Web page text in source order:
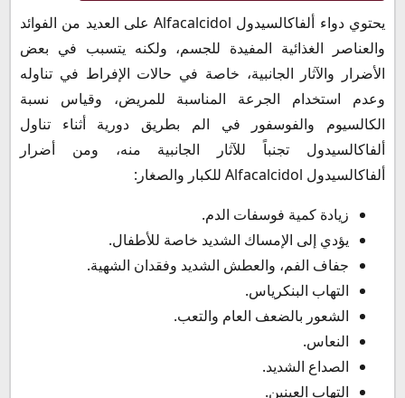
يحتوي دواء ألفاكالسيدول Alfacalcidol على العديد من الفوائد
والعناصر الغذائية المفيدة للجسم، ولكنه يتسبب في بعض
الأضرار والآثار الجانبية، خاصة في حالات الإفراط في تناوله
وعدم استخدام الجرعة المناسبة للمريض، وقياس نسبة
الكالسيوم والفوسفور في الم بطريق دورية أثناء تناول
ألفاكالسيدول تجنباً للآثار الجانبية منه، ومن أضرار
ألفاكالسيدول Alfacalcidol للكبار والصغار:
زيادة كمية فوسفات الدم.
يؤدي إلى الإمساك الشديد خاصة للأطفال.
جفاف الفم، والعطش الشديد وفقدان الشهية.
التهاب البنكرياس.
الشعور بالضعف العام والتعب.
النعاس.
الصداع الشديد.
التهاب العينين.